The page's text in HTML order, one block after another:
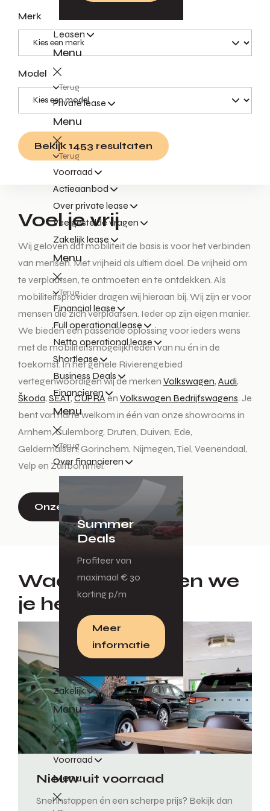
Leasen
Menu
Terug
Private lease
Menu
Terug
Voorraad
Actieaanbod
Over private lease
Veelgestelde vragen
Zakelijk lease
Menu
Terug
Financial lease
Full operational lease
Netto operational lease
Shortlease
Business Deals
Financieren
Menu
Terug
Over financieren
Summer
Deals
Profiteer van
maximaal € 30
korting p/m
Meer
informatie
Zakelijk
Menu
Terug
Voorraad
Menu
Merk
Model
Bekijk 1453 resultaten
Voel je vrij
Wij geloven dat mobiliteit de basis is voor het verbinden
van mensen. Met vrijheid als ultiem doel. De vrijheid om
te verplaatsen, te ontmoeten en te ontdekken. Als
mobiliteitsprovider dragen wij hieraan bij. Wij zijn er voor
mensen die zich verplaatsen. Ieder op zijn eigen manier.
We bieden een passende oplossing voor ieders wens
met de mobiliteitsmogelijkheden van nu én in de
toekomst. In het gehele Rivierengebied
vertegenwoordigen wij de merken Volkswagen, Audi,
Škoda, SEAT,CUPRAen Volkswagen Bedrijfswagens . Je
bent van harte welkom in één van onze showrooms in
Arnhem, Culemborg, Druten, Duiven, Ede,
Geldermalsen, Gorinchem, Nijmegen, Tiel, Veenendaal,
Velp en Zaltbommel.
Onze vestigingen
Waarmee mogen we
je helpen?
Nieuw uit voorraad
Snel instappen én een scherpe prijs? Bekijk dan